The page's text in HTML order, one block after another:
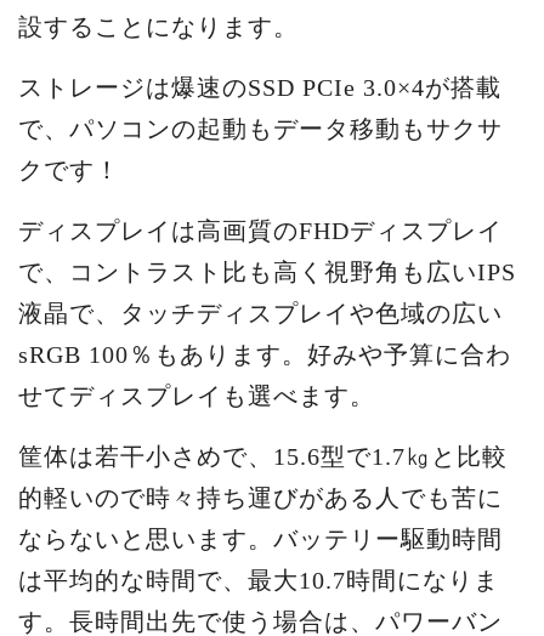
設することになります。
ストレージは爆速のSSD PCIe 3.0×4が搭載
で、パソコンの起動もデータ移動もサクサ
クです！
ディスプレイは高画質のFHDディスプレイ
で、コントラスト比も高く視野角も広いIPS
液晶で、タッチディスプレイや色域の広い
sRGB 100％もあります。好みや予算に合わ
せてディスプレイも選べます。
筐体は若干小さめで、15.6型で1.7㎏と比較
的軽いので時々持ち運びがある人でも苦に
ならないと思います。バッテリー駆動時間
は平均的な時間で、最大10.7時間になりま
す。長時間出先で使う場合は、パワーバン